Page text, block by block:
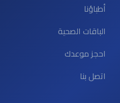
أطباؤنا
الباقات الصحية
احجز موعدك
اتصل بنا